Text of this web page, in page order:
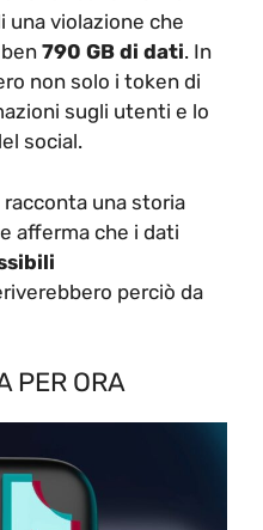
una violazione che
790 GB di dati. In
non solo i token di
sugli utenti e lo
social.
racconta una storia
afferma che i dati
perciò da
PER ORA